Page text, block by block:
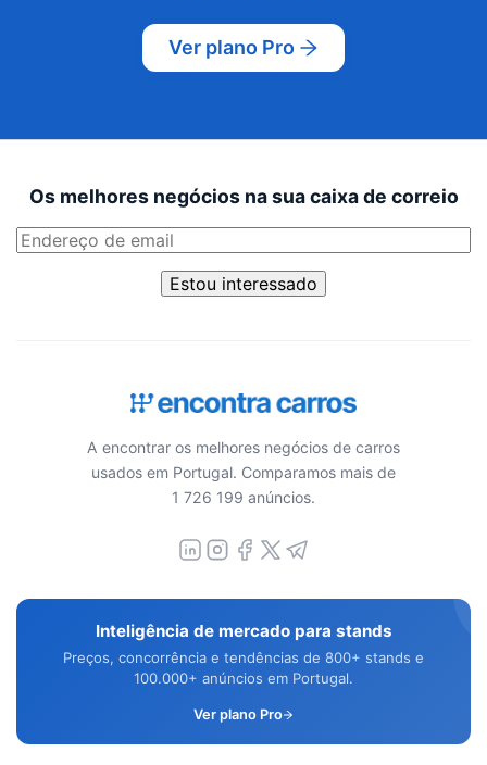
Ver plano Pro
Os melhores negócios na sua caixa de correio
Estou interessado
A encontrar os melhores negócios de carros
usados em Portugal. Comparamos mais de
1 726 199 anúncios.
Inteligência de mercado para stands
Preços, concorrência e tendências de 800+ stands e
100.000+ anúncios em Portugal.
Ver plano Pro